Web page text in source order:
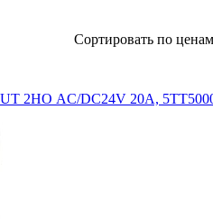
Cортировать по
2НО AC/DC24V 20A,